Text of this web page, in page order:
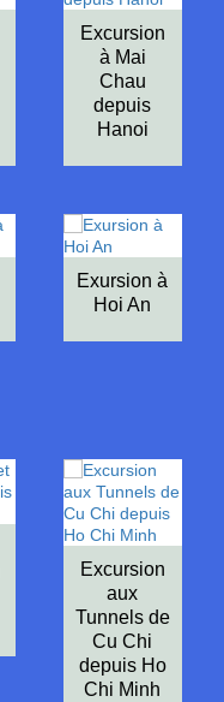
Excursion
à Mai
Chau
depuis
Hanoi
Exursion à
Hoi An
Excursion
aux
Tunnels de
Cu Chi
depuis Ho
Chi Minh